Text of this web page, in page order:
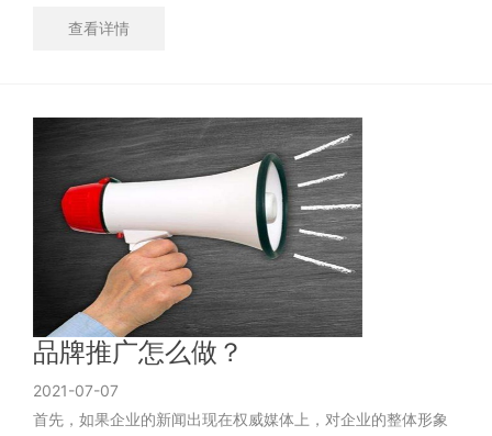
查看详情
品牌推广怎么做？
2021-07-07
首先，如果企业的新闻出现在权威媒体上，对企业的整体形象